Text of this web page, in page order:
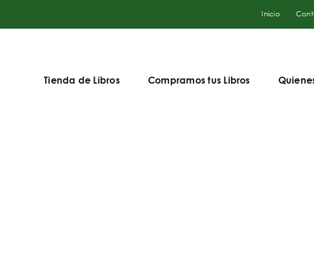
Inicio
Tienda de Libros Compramos tus Libros